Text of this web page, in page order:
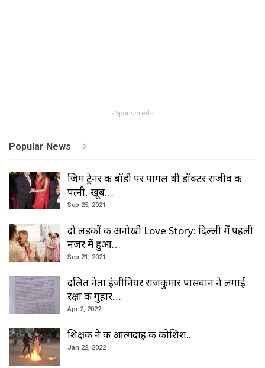
- Sponsored -
Popular News
जिम ट्रेनर की बॉडी पर पागल थी डॉक्टर राजीव की
पत्नी, खूब…
Sep 25, 2021
दो लड़कों की अनोखी Love Story: दिल्ली में पहली
नजर में हुआ…
Sep 21, 2021
दलित नेता इंजीनियर राजकुमार पासवान ने लगाई
रक्षा की गुहार…
Apr 2, 2022
शिक्षक ने की आत्मदाह की कोशिश..
Jan 22, 2022